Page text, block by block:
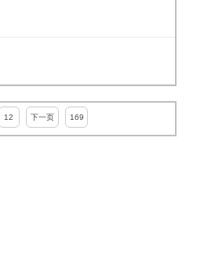
12 下一页 169